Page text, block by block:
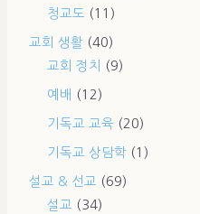
청교도 (11)
교회 생활 (40)
교회 정치
(9)
예배 (12)
기독교 교육 (20)
기독교 상담학 (1)
설교 & 선교 (69)
설교 (34)